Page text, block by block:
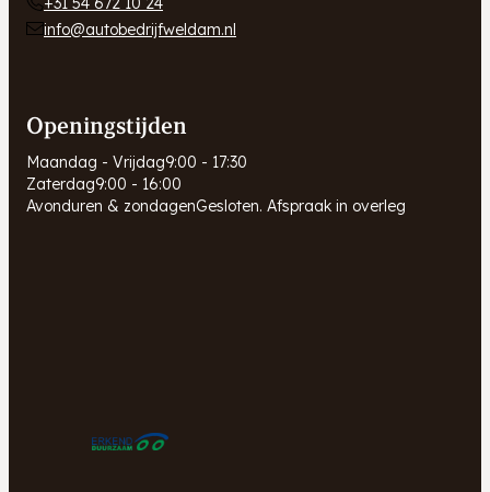
info@autobedrijfweldam.nl
Openingstijden
Maandag - Vrijdag9:00 - 17:30
Zaterdag9:00 - 16:00
Avonduren & zondagenGesloten. Afspraak in overleg